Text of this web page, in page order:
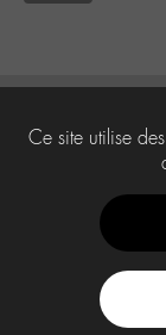
Ce site utilise